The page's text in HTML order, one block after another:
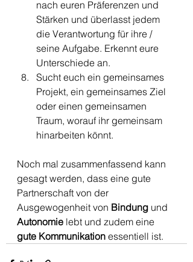
nach euren Präferenzen und
Stärken und überlasst jedem
die Verantwortung für ihre /
seine Aufgabe. Erkennt eure
Unterschiede an.
Sucht euch ein gemeinsames
Projekt, ein gemeinsames Ziel
oder einen gemeinsamen
Traum, worauf ihr gemeinsam
hinarbeiten könnt.
Noch mal zusammenfassend kann
gesagt werden, dass eine gute
Partnerschaft von der
Ausgewogenheit von Bindung und
Autonomie lebt und zudem eine
gute Kommunikation essentiell ist.